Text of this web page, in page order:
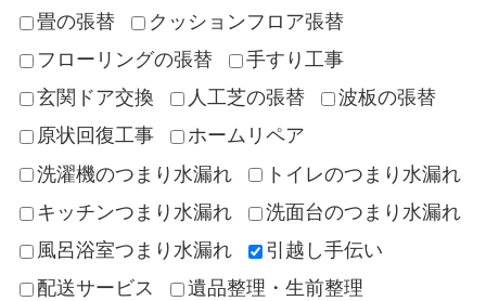
畳の張替
クッションフロア張替
フローリングの張替
手すり工事
玄関ドア交換
人工芝の張替
波板の張替
原状回復工事
ホームリペア
洗濯機のつまり水漏れ
トイレのつまり水漏れ
キッチンつまり水漏れ
洗面台のつまり水漏れ
風呂浴室つまり水漏れ
引越し手伝い
配送サービス
遺品整理・生前整理